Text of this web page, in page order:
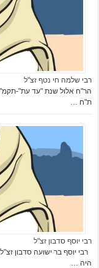
רבי שלמה חי נטף זצ"ל
ת"ח …
רבי יוסף סדבון זצ"ל
היה …